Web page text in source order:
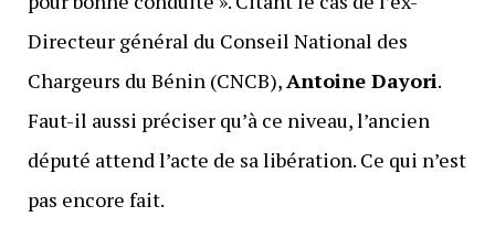
Directeur général du Conseil National des
Chargeurs du Bénin (CNCB),Antoine Dayori.
Faut-il aussi préciser qu’à ce niveau, l’ancien
député attend l’acte de sa libération. Ce qui n’est
pas encore fait.